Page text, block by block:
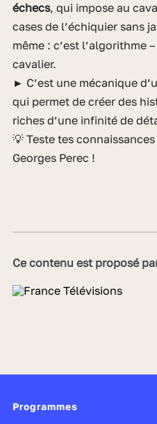
échecs, qui impose au
cases de l’échiquier sans
même : c’est l’algorithme
cavalier.
► C’est une mécanique
qui permet de créer des
riches d’une infinité de
💡 Teste tes
Georges Perec !
Ce contenu est proposé
Programmes